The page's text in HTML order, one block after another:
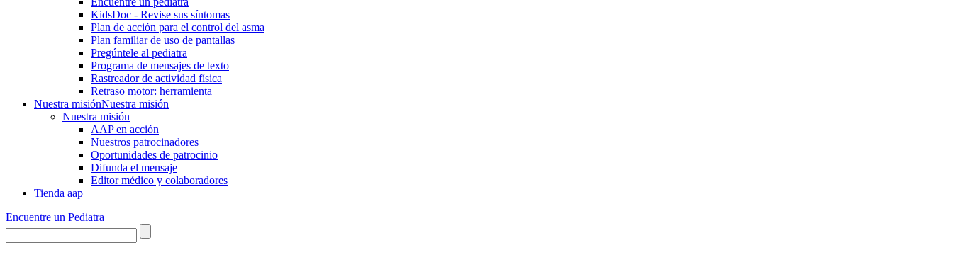
KidsDoc - Revise sus síntomas
Plan de acción para el control del asma
Plan familiar de uso de pantallas
Pregúntele al pediatra
Programa de mensajes de texto
Rastre​​ador de activida​d física
Retraso motor: herramienta
Nuestra misiónNuestra misión
Nuestra misión
AAP en acción
Nuestros patrocinadores
Oportunidades de patrocinio
Difunda el mensaje
Editor médico y colaboradores
Tienda aap
Encuentre un Pediatra